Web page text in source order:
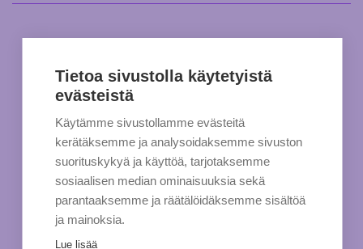
Tietoa sivustolla käytetyistä
evästeistä
Käytämme sivustollamme evästeitä
kerätäksemme ja analysoidaksemme sivuston
suorituskykyä ja käyttöä, tarjotaksemme
sosiaalisen median ominaisuuksia sekä
parantaaksemme ja räätälöidäksemme sisältöä
ja mainoksia.
Lue lisää